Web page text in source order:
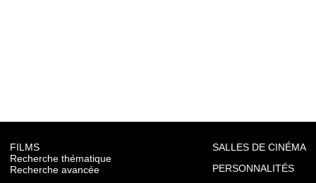
FILMS
Recherche thématique
Recherche avancée
SALLES DE CINÉMA
PERSONNALITÉS